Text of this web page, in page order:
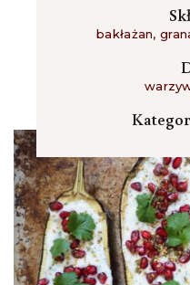
bakłażan,